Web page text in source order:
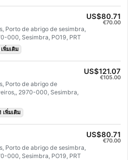
Porto de abrigo de sesimbra,
000, Sesimbra, PO19, PRT
พิ่มเติม
US$80.71
€70.00
Porto de abrigo de
2970-000, Sesimbra,
เพิ่มเติม
US$121.07
€105.00
Porto de abrigo de sesimbra,
000, Sesimbra, PO19, PRT
US$80.71
€70.00